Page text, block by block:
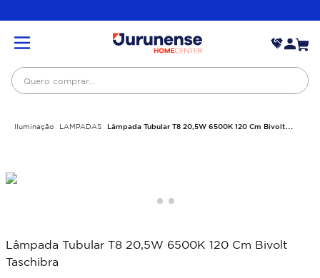
Quero comprar...
Iluminação LAMPADAS Lâmpada Tubular T8 20,5W 6500K 120 Cm Bivolt
Lâmpada Tubular T8 20,5W 6500K 120 Cm Bivolt
Taschibra